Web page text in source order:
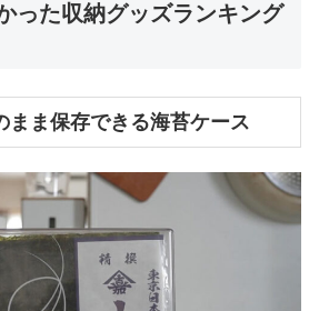
った収納グッズランキング
まま保存できる海苔ケース